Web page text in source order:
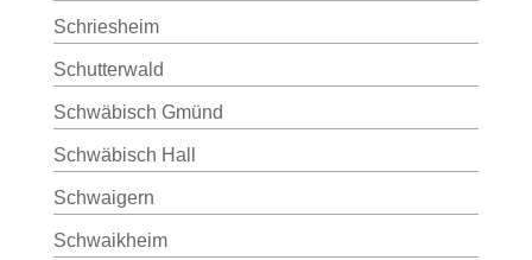
Schriesheim
Schutterwald
Schwäbisch Gmünd
Schwäbisch Hall
Schwaigern
Schwaikheim